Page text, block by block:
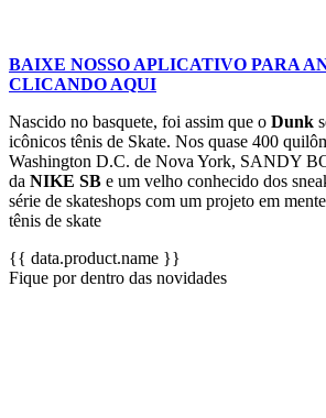
BAIXE NOSSO APLICATIVO PARA
CLICANDO AQUI
Nascido no basquete, foi assim que o Dunk
icônicos tênis de Skate. Nos quase 400
Washington D.C. de Nova York, SANDY
da NIKE SB e um velho conhecido dos
série de skateshops com um projeto em
tênis de skate
{{ data.product.name }}
Fique por dentro das novidades